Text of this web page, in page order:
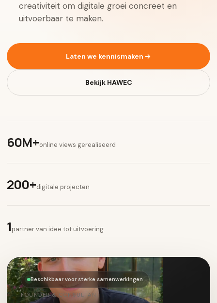
creativiteit om digitale groei concreet en
uitvoerbaar te maken.
Laten we kennismaken
Bekijk HAWEC
60M+online views gerealiseerd
200+digitale projecten
1partner van idee tot uitvoering
Beschikbaar voor sterke samenwerkingen
FOUNDER & CONSULTANT